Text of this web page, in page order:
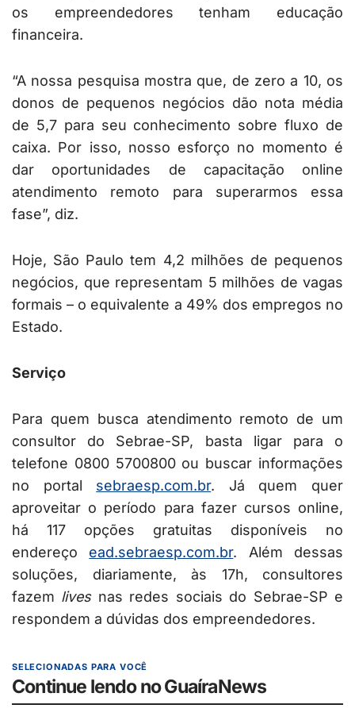
os empreendedores tenham educação
financeira.
“A nossa pesquisa mostra que, de zero a 10, os
donos de pequenos negócios dão nota média
de 5,7 para seu conhecimento sobre fluxo de
caixa. Por isso, nosso esforço no momento é
dar oportunidades de capacitação online
atendimento remoto para superarmos essa
fase”, diz.
Hoje, São Paulo tem 4,2 milhões de pequenos
negócios, que representam 5 milhões de vagas
formais – o equivalente a 49% dos empregos no
Estado.
Serviço
Para quem busca atendimento remoto de um
consultor do Sebrae-SP, basta ligar para o
telefone 0800 5700800 ou buscar informações
no portal sebraesp.com.br. Já quem quer
aproveitar o período para fazer cursos online,
há 117 opções gratuitas disponíveis no
endereço ead.sebraesp.com.br. Além dessas
soluções, diariamente, às 17h, consultores
fazem livesnas redes sociais do Sebrae-SP e
respondem a dúvidas dos empreendedores.
SELECIONADAS PARA VOCÊ
Continue lendo no GuaíraNews